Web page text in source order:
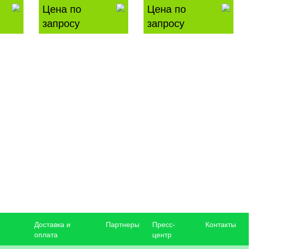
Цена по
запросу
Цена по
запросу
Доставка и
оплата
Партнеры
Пресс-
центр
Контакты